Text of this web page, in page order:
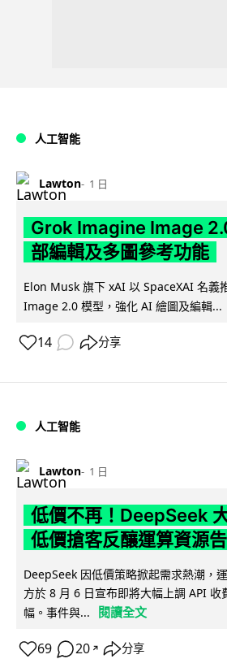
人工智能
Lawton 1 日
Grok Imagine Image
部編輯及多圖參考功能
Elon Musk 旗下 xAI 以 SpaceXAI 名
Image 2.0 模型，強化 AI 繪圖及編輯...
14 分享
人工智能
Lawton 1 日
低價不再！DeepSeek
低價搶客反釀運算資源
DeepSeek 因低價策略掀起需求熱潮，
方於 8 月 6 日宣布即將大幅上調 API 收
幅。事件與...
閱讀全文
69 20 ↗ 分享